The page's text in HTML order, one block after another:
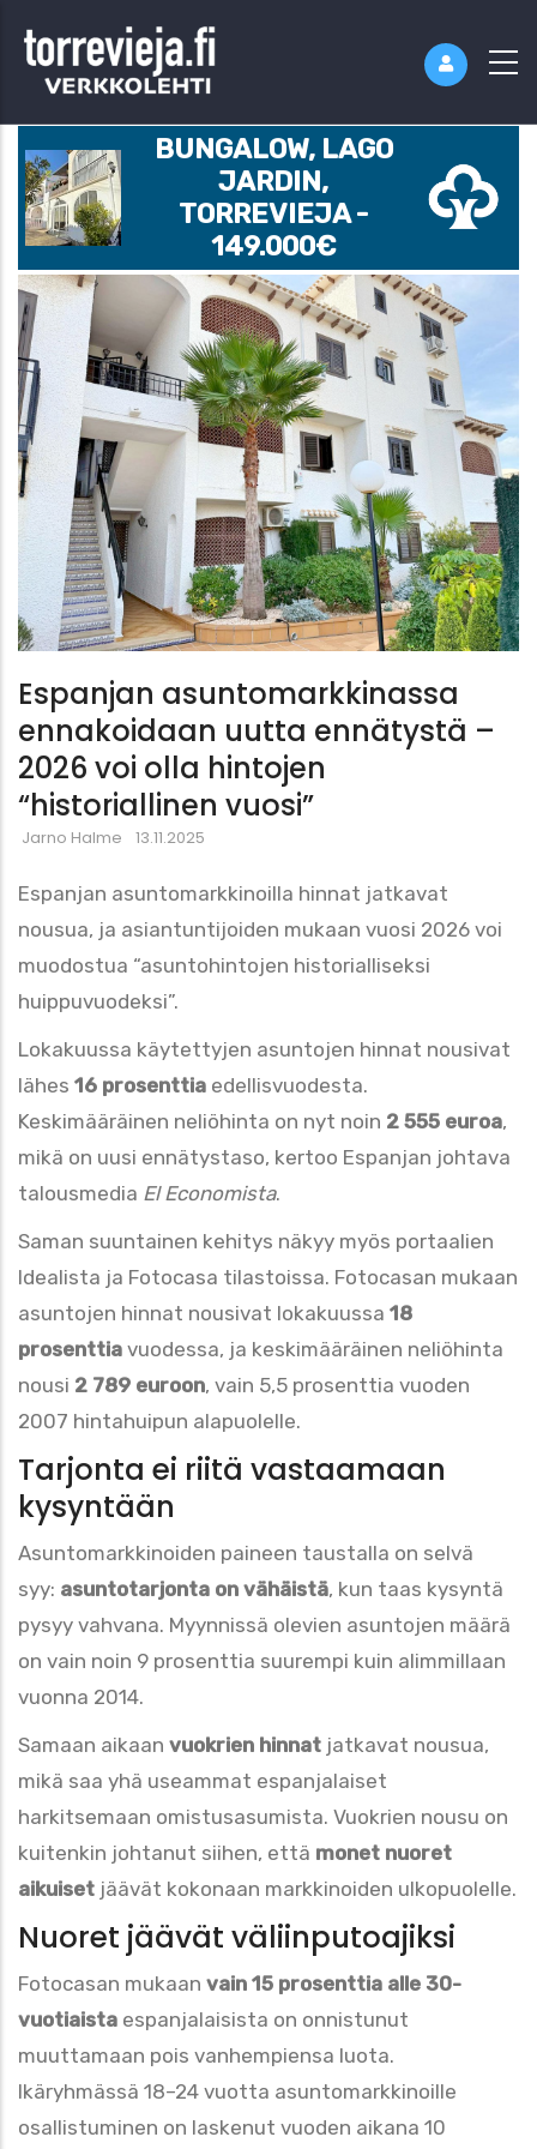
BUNGALOW, LAGO
JARDIN,
TORREVIEJA -
149.000€
Espanjan asuntomarkkinassa
ennakoidaan uutta ennätystä –
2026 voi olla hintojen
“historiallinen vuosi”
Jarno Halme 13.11.2025
Espanjan asuntomarkkinoilla hinnat jatkavat
nousua, ja asiantuntijoiden mukaan vuosi 2026 voi
muodostua “asuntohintojen historialliseksi
huippuvuodeksi”.
Lokakuussa käytettyjen asuntojen hinnat nousivat
lähes 16 prosenttia edellisvuodesta.
Keskimääräinen neliöhinta on nyt noin 2 555 euroa,
mikä on uusi ennätystaso, kertoo Espanjan johtava
talousmedia El Economista.
Saman suuntainen kehitys näkyy myös portaalien
Idealista ja Fotocasa tilastoissa. Fotocasan mukaan
asuntojen hinnat nousivat lokakuussa 18
prosenttia vuodessa, ja keskimääräinen neliöhinta
nousi 2 789 euroon, vain 5,5 prosenttia vuoden
2007 hintahuipun alapuolelle.
Tarjonta ei riitä vastaamaan
kysyntään
Asuntomarkkinoiden paineen taustalla on selvä
syy: asuntotarjonta on vähäistä, kun taas kysyntä
pysyy vahvana. Myynnissä olevien asuntojen määrä
on vain noin 9 prosenttia suurempi kuin alimmillaan
vuonna 2014.
Samaan aikaan vuokrien hinnat jatkavat nousua,
mikä saa yhä useammat espanjalaiset
harkitsemaan omistusasumista. Vuokrien nousu on
kuitenkin johtanut siihen, että monet nuoret
aikuiset jäävät kokonaan markkinoiden ulkopuolelle.
Nuoret jäävät väliinputoajiksi
Fotocasan mukaan vain 15 prosenttia alle 30-
vuotiaista espanjalaisista on onnistunut
muuttamaan pois vanhempiensa luota.
Ikäryhmässä 18–24 vuotta asuntomarkkinoille
osallistuminen on laskenut vuoden aikana 10